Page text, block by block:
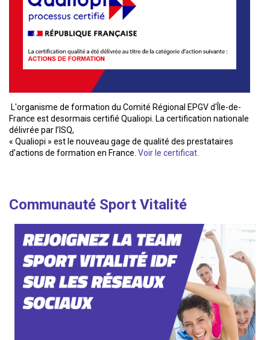
L'organisme de formation du Comité Régional EPGV d'Île-de-
France est desormais certifié Qualiopi. La certification nationale
délivrée par l’ISQ,
« Qualiopi » est le nouveau gage de qualité des prestataires
d’actions de formation en France. Voir le certificat.
Communauté Sport Vitalité